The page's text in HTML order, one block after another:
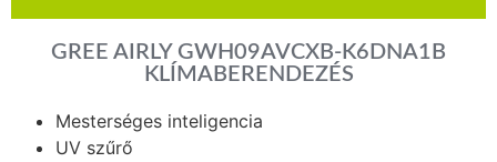
GREE AIRLY GWH09AVCXB-K6DNA1B
KLÍMABERENDEZÉS
Mesterséges inteligencia
UV szűrő